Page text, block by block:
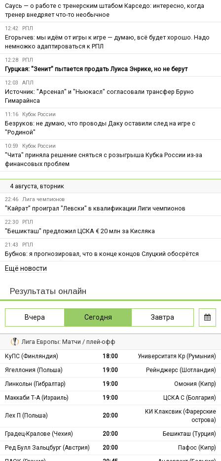
Саусь — о работе с тренерским штабом Карседо: интересно, когда
тренер внедряет что-то необычное
12:42 РПЛ
Егорычев: мы идём от игры к игре — думаю, всё будет хорошо. Надо
немножко адаптироваться к РПЛ
12:28 РПЛ
Гурцкая: "Зенит" пытается продать Луиса Энрике, но не берут
12:03 АПЛ
Источник: "Арсенал" и "Ньюкасл" согласовали трансфер Бруно
Гимарайнса
11:16 Кубок России
Безруков: не думаю, что проводы Даку оставили след на игре с
"Родиной"
10:59 Кубок России
"Чита" приняла решение сняться с розыгрыша Кубка России из-за
финансовых проблем
4 августа, вторник
22:46 Лига чемпионов
"Кайрат" проиграл "Левски" в квалификации Лиги чемпионов
22:30 РПЛ
"Бешикташ" предложил ЦСКА € 20 млн за Кисляка
21:43 РПЛ
Бубнов: я прогнозировал, что в конце концов Слуцкий обосрётся
Ещё новости
Результаты онлайн
Вчера Сегодня Завтра
Лига Европы: Матчи / плей-офф
КуПС (Финляндия) 18:00
Университатя Кр (Румыния)
Ягеллония (Польша)
19:00
Рейнджерс (Шотландия)
Линкольн (Гибралтар)
19:00
Омония (Кипр)
Маккаби Т-А (Израиль)
19:00 ЦСКА С (Болгария)
Лех П (Польша) 20:00
КИ Клаксвик (Фарерские
острова)
Градец-Кралове (Чехия)
20:00
Бешикташ (Турция)
Ред Булл Зальцбург (Австрия)
20:00
Пафос (Кипр)